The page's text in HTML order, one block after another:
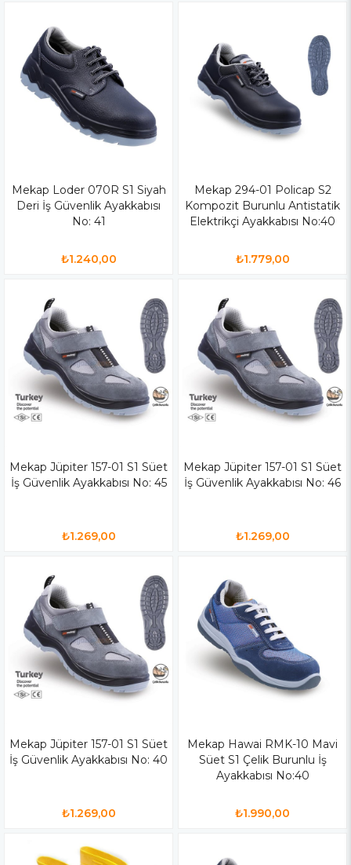
Mekap Loder 070R S1 Siyah
Deri İş Güvenlik Ayakkabısı
No: 41
₺1.240,00
Mekap 294-01 Policap S2
Kompozit Burunlu Antistatik
Elektrikçi Ayakkabısı No:40
₺1.779,00
Mekap Jüpiter 157-01 S1 Süet
İş Güvenlik Ayakkabısı No: 45
₺1.269,00
Mekap Jüpiter 157-01 S1 Süet
İş Güvenlik Ayakkabısı No: 46
₺1.269,00
Mekap Jüpiter 157-01 S1 Süet
İş Güvenlik Ayakkabısı No: 40
₺1.269,00
Mekap Hawai RMK-10 Mavi
Süet S1 Çelik Burunlu İş
Ayakkabısı No:40
₺1.990,00